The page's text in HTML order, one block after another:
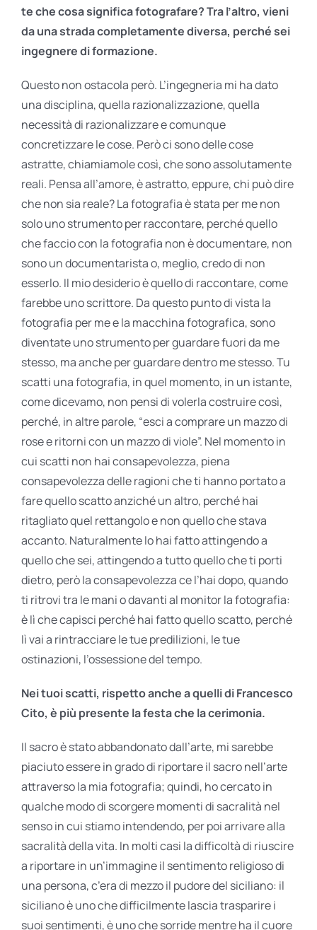
te che cosa significa fotografare? Tra l’altro, vieni
da una strada completamente diversa, perché sei
ingegnere di formazione.
Questo non ostacola però. L’ingegneria mi ha dato
una disciplina, quella razionalizzazione, quella
necessità di razionalizzare e comunque
concretizzare le cose. Però ci sono delle cose
astratte, chiamiamole così, che sono assolutamente
reali. Pensa all’amore, è astratto, eppure, chi può dire
che non sia reale? La fotografia è stata per me non
solo uno strumento per raccontare, perché quello
che faccio con la fotografia non è documentare, non
sono un documentarista o, meglio, credo di non
esserlo. Il mio desiderio è quello di raccontare, come
farebbe uno scrittore. Da questo punto di vista la
fotografia per me e la macchina fotografica, sono
diventate uno strumento per guardare fuori da me
stesso, ma anche per guardare dentro me stesso. Tu
scatti una fotografia, in quel momento, in un istante,
come dicevamo, non pensi di volerla costruire così,
perché, in altre parole, “esci a comprare un mazzo di
rose e ritorni con un mazzo di viole”. Nel momento in
cui scatti non hai consapevolezza, piena
consapevolezza delle ragioni che ti hanno portato a
fare quello scatto anziché un altro, perché hai
ritagliato quel rettangolo e non quello che stava
accanto. Naturalmente lo hai fatto attingendo a
quello che sei, attingendo a tutto quello che ti porti
dietro, però la consapevolezza ce l’hai dopo, quando
ti ritrovi tra le mani o davanti al monitor la fotografia:
è lì che capisci perché hai fatto quello scatto, perché
lì vai a rintracciare le tue predilizioni, le tue
ostinazioni, l’ossessione del tempo.
Nei tuoi scatti, rispetto anche a quelli di Francesco
Cito, è più presente la festa che la cerimonia.
Il sacro è stato abbandonato dall’arte, mi sarebbe
piaciuto essere in grado di riportare il sacro nell’arte
attraverso la mia fotografia; quindi, ho cercato in
qualche modo di scorgere momenti di sacralità nel
senso in cui stiamo intendendo, per poi arrivare alla
sacralità della vita. In molti casi la difficoltà di riuscire
a riportare in un’immagine il sentimento religioso di
una persona, c’era di mezzo il pudore del siciliano: il
siciliano è uno che difficilmente lascia trasparire i
suoi sentimenti, è uno che sorride mentre ha il cuore